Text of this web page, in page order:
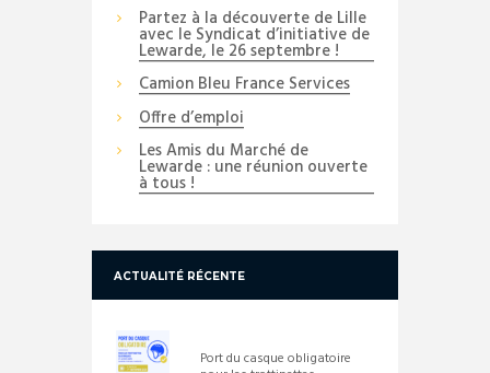
Partez à la découverte de Lille
avec le Syndicat d’initiative de
Lewarde, le 26 septembre !
Camion Bleu France Services
Offre d’emploi
Les Amis du Marché de
Lewarde : une réunion ouverte
à tous !
ACTUALITÉ RÉCENTE
Port du casque obligatoire